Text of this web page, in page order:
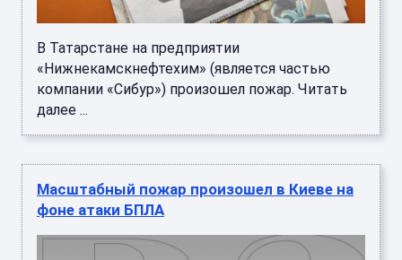
В Татарстане на предприятии
«Нижнекамскнефтехим» (является частью
компании «Сибур») произошел пожар. Читать
далее ...
Масштабный пожар произошел в Киеве на
фоне атаки БПЛА